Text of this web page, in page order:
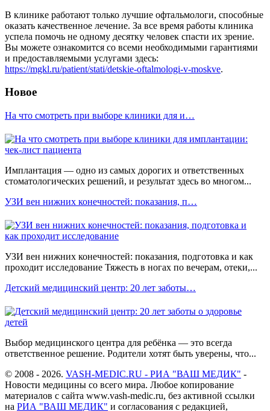
В клинике работают только лучшие офтальмологи, способные
оказать качественное лечение. За все время работы клиника
успела помочь не одному десятку человек спасти их зрение.
Вы можете ознакомится со всеми необходимыми гарантиями
и предоставляемыми услугами здесь:
https://mgkl.ru/patient/stati/detskie-oftalmologi-v-moskve.
Новое
На что смотреть при выборе клиники для и…
Имплантация — одно из самых дорогих и ответственных
стоматологических решений, и результат здесь во многом...
УЗИ вен нижних конечностей: показания, п…
УЗИ вен нижних конечностей: показания, подготовка и как
проходит исследование Тяжесть в ногах по вечерам, отеки,...
Детский медицинский центр: 20 лет заботы…
Выбор медицинского центра для ребёнка — это всегда
ответственное решение. Родители хотят быть уверены, что...
© 2008 - 2026. VASH-MEDIC.RU - РИА "ВАШ МЕДИК" -
Новости медицины со всего мира. Любое копирование
материалов с сайта www.vash-medic.ru, без активной ссылки
на РИА "ВАШ МЕДИК" и согласования с редакцией,